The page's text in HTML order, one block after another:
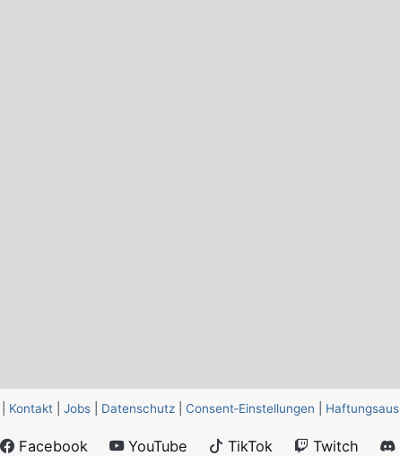
Kontakt Jobs Datenschutz Consent‑Einstellungen
Facebook YouTube TikTok Twitch